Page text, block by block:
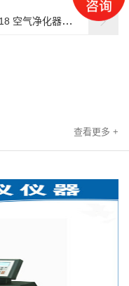
器除菌性能分级
查看更多 +